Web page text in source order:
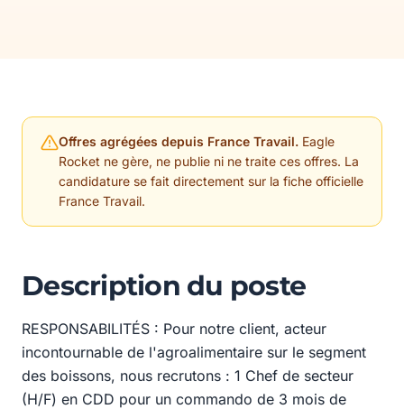
Offres agrégées depuis France Travail. Eagle
Rocket ne gère, ne publie ni ne traite ces offres. La
candidature se fait directement sur la fiche officielle
France Travail.
Description du poste
RESPONSABILITÉS : Pour notre client, acteur
incontournable de l'agroalimentaire sur le segment
des boissons, nous recrutons : 1 Chef de secteur
(H/F) en CDD pour un commando de 3 mois de